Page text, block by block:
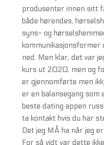
produsenter innen sitt
både hørendes,
syns- og
kommunikasjonsformer
ned. Men klar, det var
kurs ut 2020, men og
er gjennomførte men
er en balansegang som
beste dating appen
ta kontakt hvis du har
Det jeg MÅ ha når jeg
For så vidt var dette